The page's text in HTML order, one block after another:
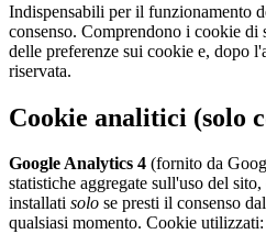
Indispensabili per il funzionamento
consenso. Comprendono i cookie di
delle preferenze sui cookie e, dopo
riservata.
Cookie analitici (solo
Google Analytics 4 (fornito da
statistiche aggregate sull'uso del
installati solo se presti il consenso
qualsiasi momento. Cookie utilizzati: